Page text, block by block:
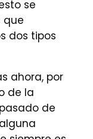
se
que
dos tipos
ahora, por
de la
de